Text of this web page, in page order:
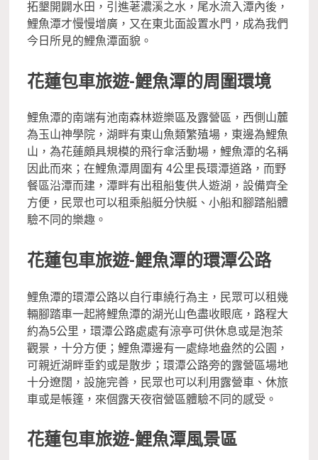
拓墾開闢水田，引進荖濃溪之水，尾水流入潭內後，
鯉魚潭才慢慢增廣，又在東北面設置水門，成為我們
今日所見的鯉魚潭面貌。
花蓮包車旅遊-鯉魚潭的周圍環境
鯉魚潭的南端有池南森林遊樂區及露營區，西側山麓
為玉山神學院，湖畔有東山魚類繁殖場，東邊為鯉魚
山，為花蓮頗具規模的飛行傘活動場，鯉魚潭的名稱
因此而來；在鯉魚潭周圍有 4公里長環潭道路，而野
餐區沿潭而建，潭畔有出租船隻供人遊湖，設備齊全
方便，民眾也可以租乘船艇分快艇、小船和腳踏船體
驗不同的樂趣。
花蓮包車旅遊-鯉魚潭的環潭公路
鯉魚潭的環潭公路以自行車繞行為主，民眾可以租幾
輛腳踏車一起將鯉魚潭的湖光山色盡收眼底，路程大
約為5公里，環潭公路處處有涼亭可供休息或是泡茶
觀景，十分方便；鯉魚潭邊有一處綠地盎然的公園，
可親近湖畔垂釣或是散步；環潭公路旁的露營區場地
十分遼闊，設施完善，民眾也可以利用露營車、休旅
車或是帳篷，來個露天夜宿營區體驗不同的感受。
花蓮包車旅遊-鯉魚潭風景區